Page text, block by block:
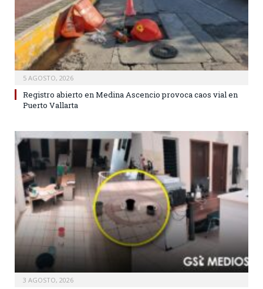
5 AGOSTO, 2026
Registro abierto en Medina Ascencio provoca caos vial en
Puerto Vallarta
3 AGOSTO, 2026